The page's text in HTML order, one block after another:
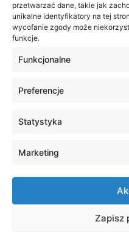
przetwarzać dane, takie jak
unikalne identyfikatory na tej
wycofanie zgody może
funkcje.
Funkcjonalne
Preferencje
Statystyka
Marketing
Zapisz